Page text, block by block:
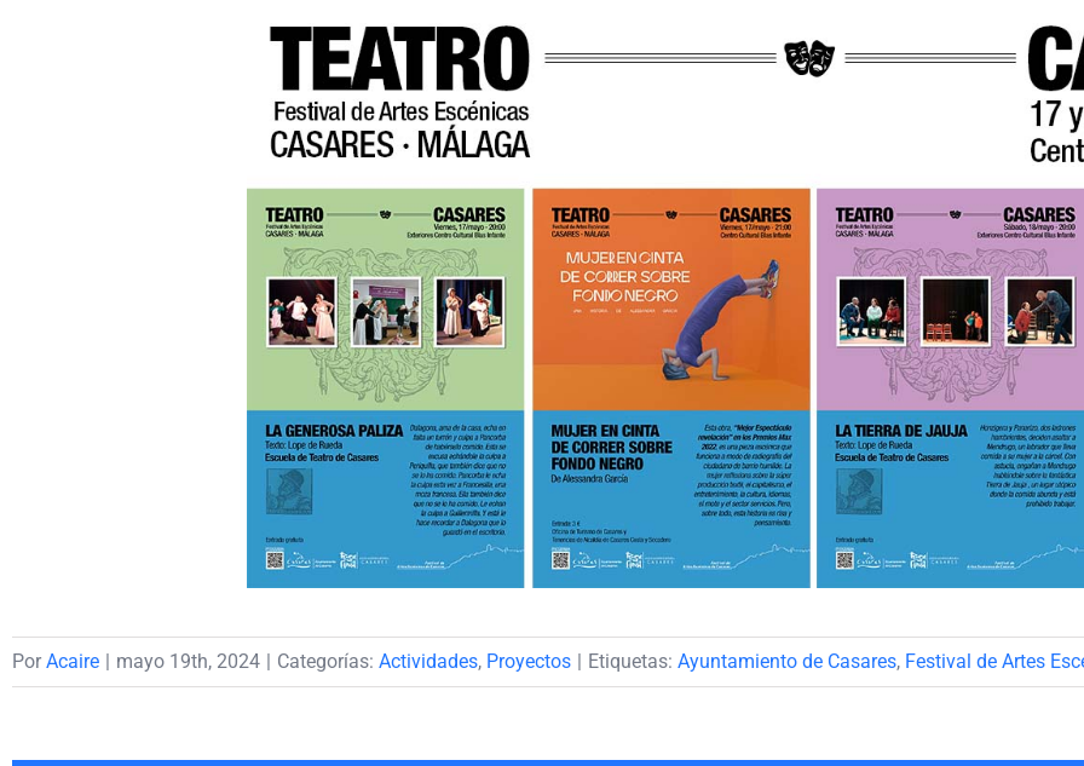
PorAcaire | mayo 19th, 2024 | Categorías: Actividades, Proyectos | Etiquetas: Ayuntamiento de Casares, Festival de Artes